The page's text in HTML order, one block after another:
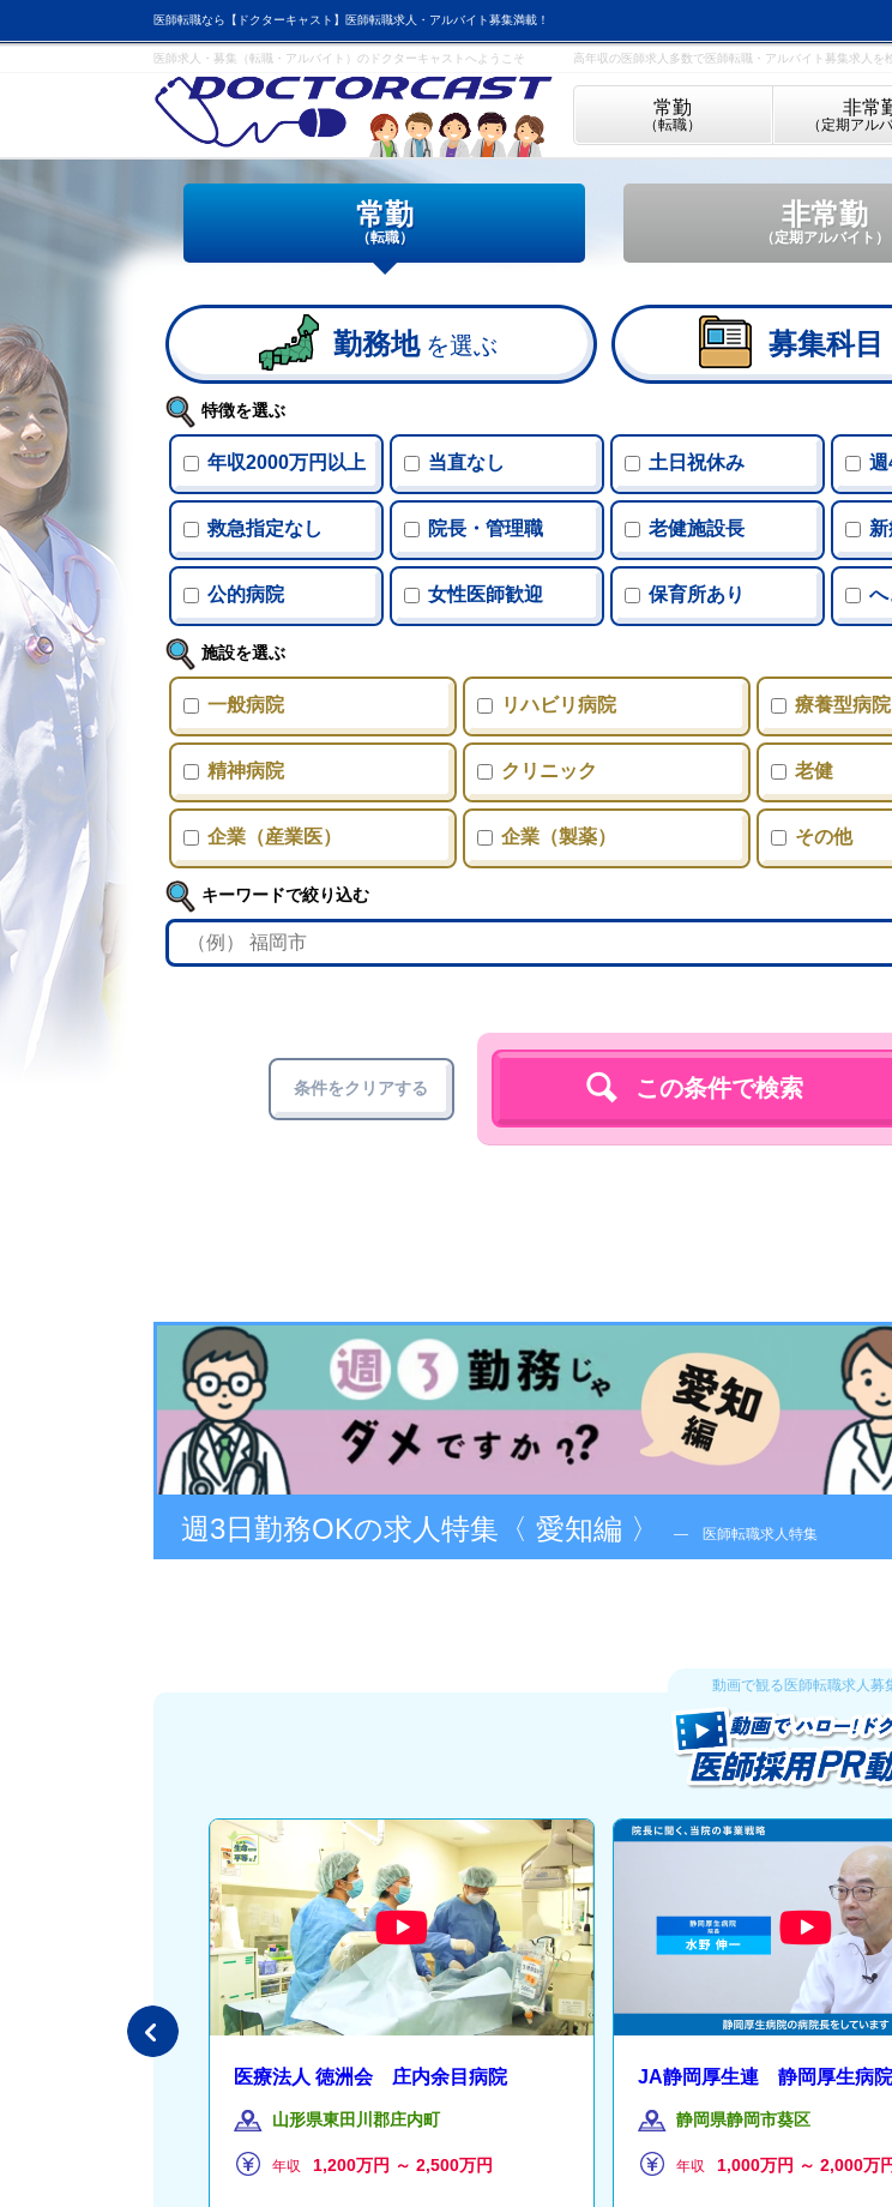
医師転職なら【ドクターキャスト】医師転職求人・アルバイト募集満載！
医師求人・募集（転職・アルバイト）のドクターキャストへようこそ 高年収の医師求人多数で医師転職・アルバイト募集求人を
常勤
（転職）
非常
（定期アル
常勤
（転職）
非常勤
（定期アルバイト）
勤務地 を選ぶ 募集科目
特徴を選ぶ
年収2000万円以上 当直なし 土日祝休み 週
救急指定なし 院長・管理職 老健施設長
公的病院 女性医師歓迎 保育所あり へ
施設を選ぶ
一般病院 リハビリ病院 療養型病院
精神病院 クリニック 老健
企業（産業医） 企業（製薬） その他
キーワードで絞り込む
条件をクリアする この条件で検索
地方・へき地・
ています。各都
師求人情報をご
へき地で働きた
のご相談ならお
関西エリアで健診・ドック科求人特集！ ― 医師転職求人特集
自然豊かな環境で働く ～舞鶴・丹後半島～ ― 医師転職求人特集
週3日勤務OKの求人特集〈 愛知編 〉 ― 医師転職求人特集
動画で観る医師転職求人募
医療法人 徳洲会 庄内余目病院
山形県東田川郡庄内町
年収 1,200万円 ～ 2,500万円
JA静岡厚生連 静岡厚生病院
静岡県静岡市葵区
年収 1,000万円 ～ 2,000万